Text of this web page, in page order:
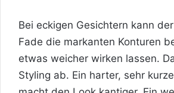
Bei eckigen Gesichtern kann
Fade die markanten Konturen
etwas weicher wirken lassen.
Styling ab. Ein harter, sehr